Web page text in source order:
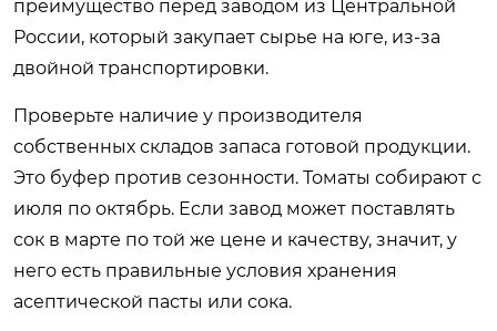
преимущество перед заводом из Центральной
России, который закупает сырье на юге, из-за
двойной транспортировки.
Проверьте наличие у производителя
собственных складов запаса готовой продукции.
Это буфер против сезонности. Томаты собирают с
июля по октябрь. Если завод может поставлять
сок в марте по той же цене и качеству, значит, у
него есть правильные условия хранения
асептической пасты или сока.